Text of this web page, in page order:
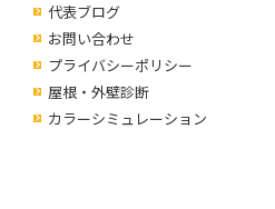
代表ブログ
お問い合わせ
プライバシーポリシー
屋根・外壁診断
カラーシミュレーション